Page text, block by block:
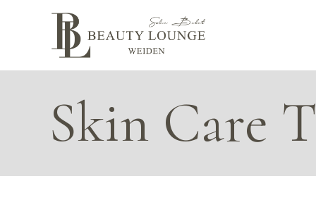
Skin Care